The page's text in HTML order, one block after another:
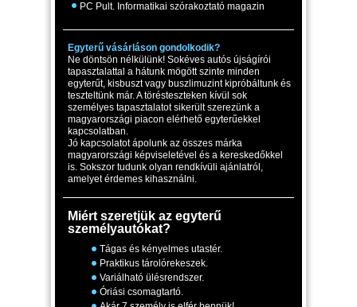
PC Pult. Informatikai szórakoztató magazin
Egyterű vásárláson gondolkodik?
Ne döntsön nélkülünk! Sokéves autós újságírói
tapasztalattal a hátunk mögött szinte minden
egyterűt, kisbuszt vagy buszlimuzint kipróbáltunk és
teszteltünk már. A törésteszteken kívül sok
személyes tapasztalatot sikerült szerezünk a
magyarországi piacon elérhető egyterűekkel
kapcsolatban.
Jó kapcsolatot ápolunk az összes márka
magyarországi képviseletével és a kereskedőkkel
is. Sokszor tudunk olyan rendkívüli ajánlatról,
amelyet érdemes kihasználni.
Miért szeretjük az egyterű
személyautókat?
Tágas és kényelmes utastér.
Praktikus tárolórekeszek.
Variálható ülésrendszer.
Óriási csomagtartó.